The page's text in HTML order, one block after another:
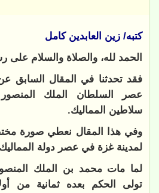
كتبه/ زين العابدين كامل
الحمد لله، والصلاة والسلام على
فقد تحدثنا في المقال السابق
عصر السلطان الملك
سلاطين المماليك.
وفي هذا المقال نعطي صورة
لمدينة غزة في عصر دولة
تولى الحكم بعده ثمانية من